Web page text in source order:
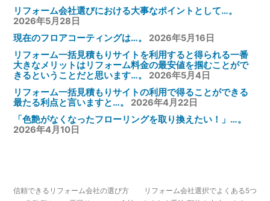
リフォーム会社選びにおける大事なポイントとして…。
2026年5月28日
現在のフロアコーティングは…。
2026年5月16日
リフォーム一括見積もりサイトを利用すると得られる一番
大きなメリットはリフォーム料金の最安値を掴むことがで
きるということだと思います…。
2026年5月4日
リフォーム一括見積もりサイトの利用で得ることができる
最たる利点と言いますと…。
2026年4月22日
「色艶がなくなったフローリングを取り換えたい！」…。
2026年4月10日
信頼できるリフォーム会社の選び方
リフォーム会社選択でよくある5つ